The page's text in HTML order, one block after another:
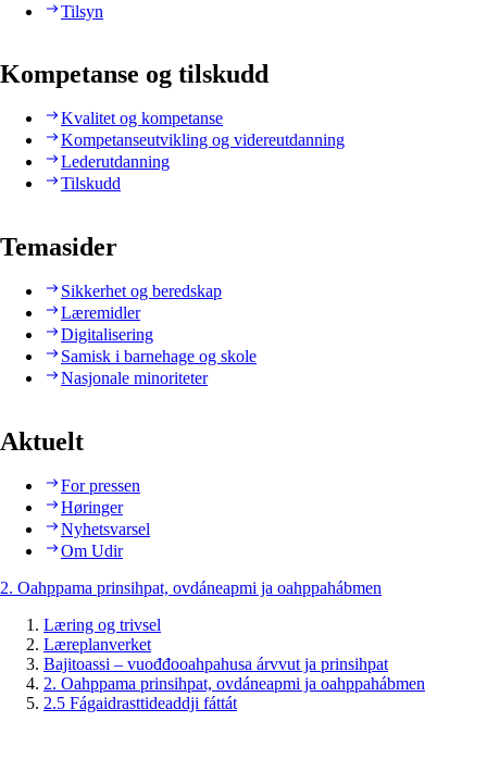
Tilsyn
Kompetanse og tilskudd
Kvalitet og kompetanse
Kompetanseutvikling og videreutdanning
Lederutdanning
Tilskudd
Temasider
Sikkerhet og beredskap
Læremidler
Digitalisering
Samisk i barnehage og skole
Nasjonale minoriteter
Aktuelt
For pressen
Høringer
Nyhetsvarsel
Om Udir
2. Oahppama prinsihpat, ovdáneapmi ja oahppahábmen
Læring og trivsel
Læreplanverket
Bajitoassi – vuođđooahpahusa árvvut ja prinsihpat
2. Oahppama prinsihpat, ovdáneapmi ja oahppahábmen
2.5 Fágaidrasttideaddji fáttát